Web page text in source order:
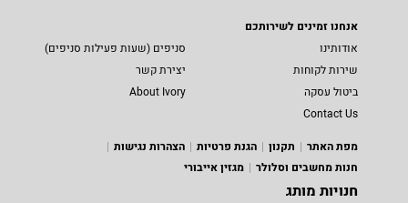
אנחנו זמינים לשירותכם
אודותינו
סניפים (שעות פעילות סניפים)
שירות לקוחות
יצירת קשר
ביטול עסקה
About Ivory
Contact Us
מפת האתר
תקנון הגנת פרטיות
הצהרות נגישות
חנות מחשבים וסלולר
מגזין אייבורי
חנויות מותג